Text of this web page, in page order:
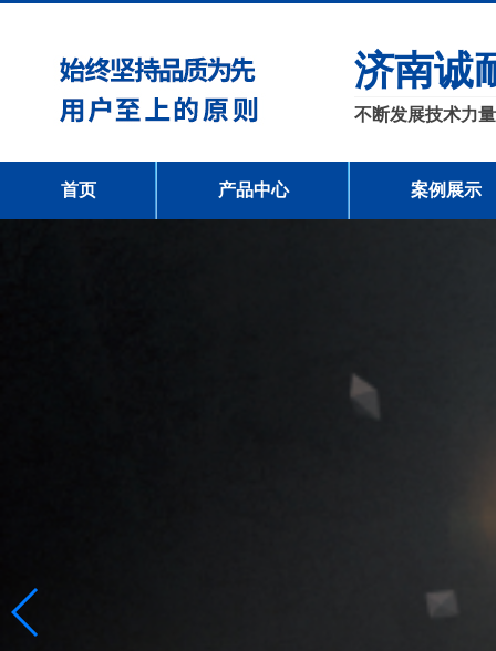
济南诚
不断发展技术力
首页 产品中心 案例展示